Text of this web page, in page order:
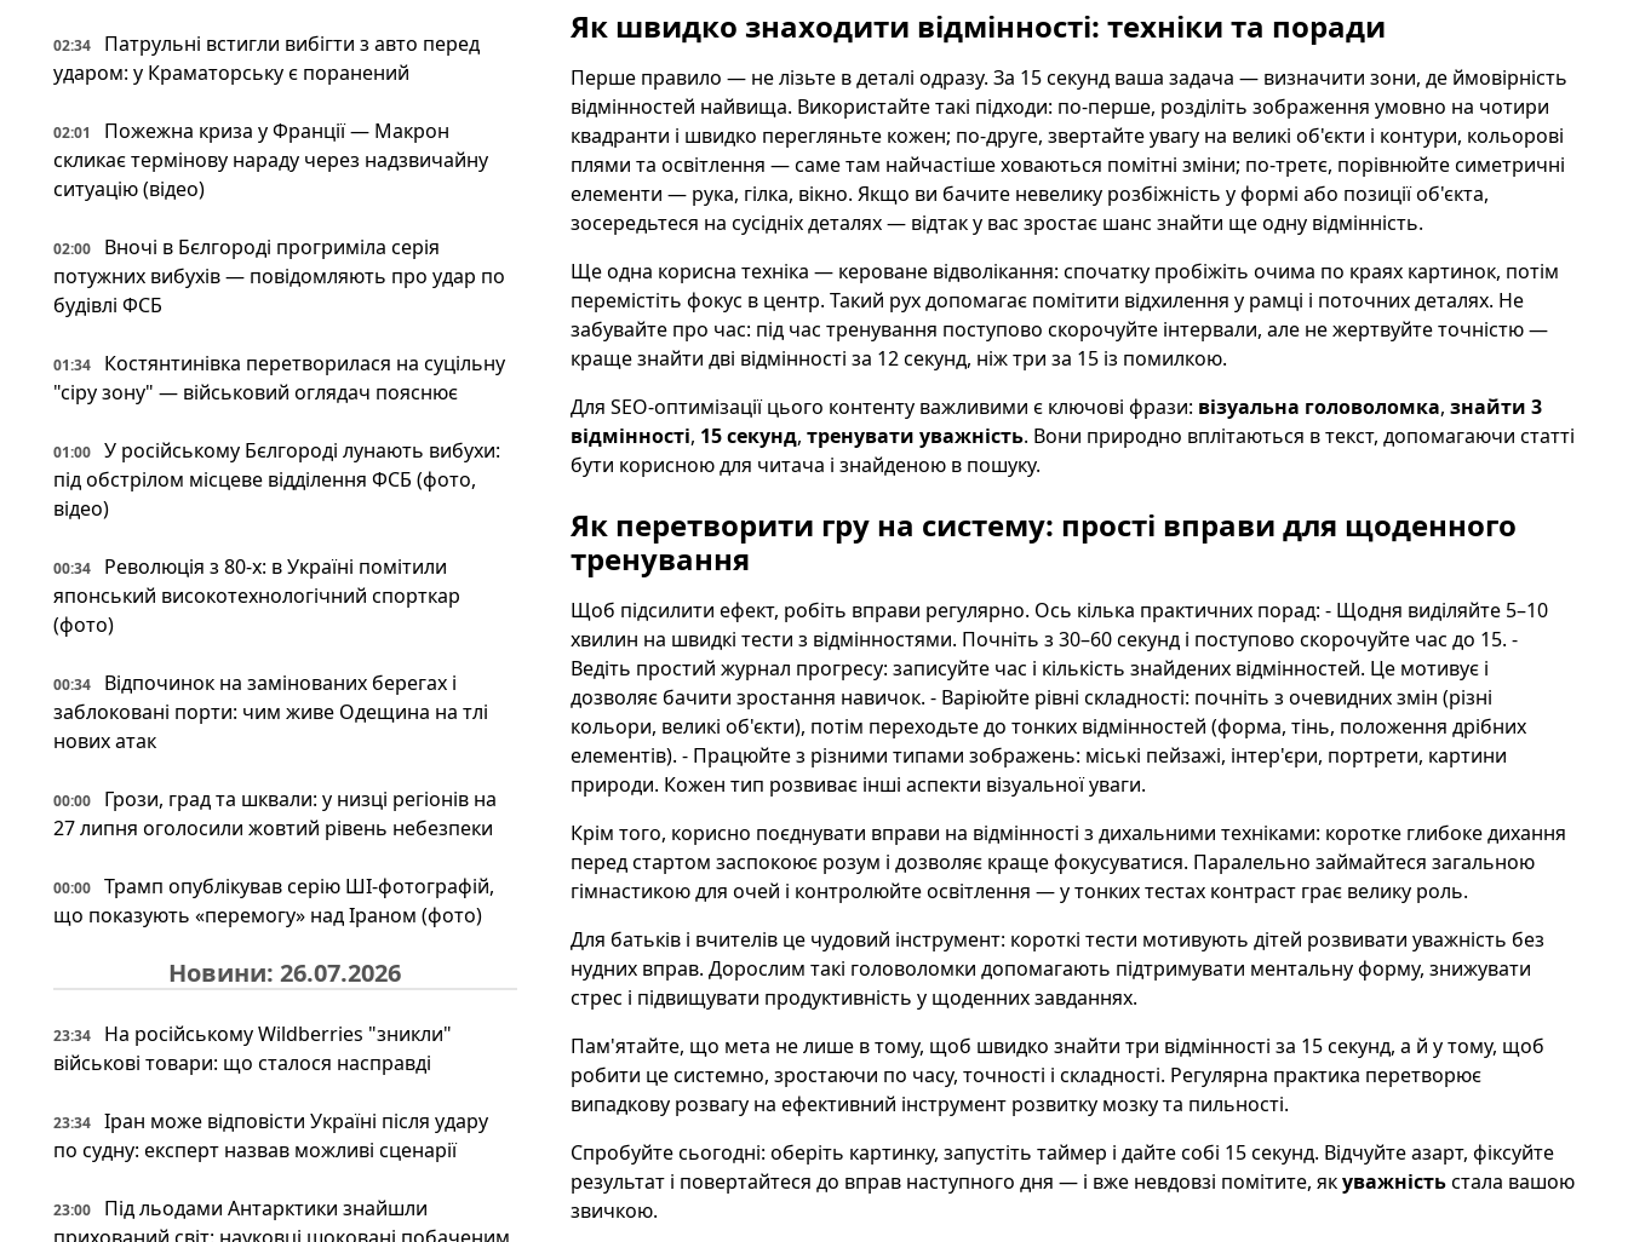
02:34
Патрульні встигли вибігти з авто перед
ударом: у Краматорську є поранений
02:01
Пожежна криза у Франції — Макрон
скликає термінову нараду через надзвичайну
ситуацію (відео)
02:00
Вночі в Бєлгороді прогриміла серія
потужних вибухів — повідомляють про удар по
будівлі ФСБ
01:34
Костянтинівка перетворилася на суцільну
"сіру зону" — військовий оглядач пояснює
01:00
У російському Бєлгороді лунають вибухи:
під обстрілом місцеве відділення ФСБ (фото,
відео)
00:34
Революція з 80-х: в Україні помітили
японський високотехнологічний спорткар
(фото)
00:34
Відпочинок на замінованих берегах і
заблоковані порти: чим живе Одещина на тлі
нових атак
00:00
Грози, град та шквали: у низці регіонів на
27 липня оголосили жовтий рівень небезпеки
00:00
Трамп опублікував серію ШІ-фотографій,
що показують «перемогу» над Іраном (фото)
Новини: 26.07.2026
23:34
На російському Wildberries "зникли"
військові товари: що сталося насправді
23:34
Іран може відповісти Україні після удару
по судну: експерт назвав можливі сценарії
23:00
Під льодами Антарктики знайшли
Як швидко знаходити відмінності: техніки та поради
Перше правило — не лізьте в деталі одразу. За 15 секунд ваша задача — визначити зони, де ймовірність
відмінностей найвища. Використайте такі підходи: по-перше, розділіть зображення умовно на чотири
квадранти і швидко перегляньте кожен; по-друге, звертайте увагу на великі об'єкти і контури, кольорові
плями та освітлення — саме там найчастіше ховаються помітні зміни; по-третє, порівнюйте симетричні
елементи — рука, гілка, вікно. Якщо ви бачите невелику розбіжність у формі або позиції об'єкта,
зосередьтеся на сусідніх деталях — відтак у вас зростає шанс знайти ще одну відмінність.
Ще одна корисна техніка — кероване відволікання: спочатку пробіжіть очима по краях картинок, потім
перемістіть фокус в центр. Такий рух допомагає помітити відхилення у рамці і поточних деталях. Не
забувайте про час: під час тренування поступово скорочуйте інтервали, але не жертвуйте точністю —
краще знайти дві відмінності за 12 секунд, ніж три за 15 із помилкою.
Для SEO-оптимізації цього контенту важливими є ключові фрази: візуальна головоломка, знайти 3
відмінності, 15 секунд, тренувати уважність. Вони природно вплітаються в текст, допомагаючи статті
бути корисною для читача і знайденою в пошуку.
Як перетворити гру на систему: прості вправи для щоденного
тренування
Щоб підсилити ефект, робіть вправи регулярно. Ось кілька практичних порад: - Щодня виділяйте 5–10
хвилин на швидкі тести з відмінностями. Почніть з 30–60 секунд і поступово скорочуйте час до 15. -
Ведіть простий журнал прогресу: записуйте час і кількість знайдених відмінностей. Це мотивує і
дозволяє бачити зростання навичок. - Варіюйте рівні складності: почніть з очевидних змін (різні
кольори, великі об'єкти), потім переходьте до тонких відмінностей (форма, тінь, положення дрібних
елементів). - Працюйте з різними типами зображень: міські пейзажі, інтер'єри, портрети, картини
природи. Кожен тип розвиває інші аспекти візуальної уваги.
Крім того, корисно поєднувати вправи на відмінності з дихальними техніками: коротке глибоке дихання
перед стартом заспокоює розум і дозволяє краще фокусуватися. Паралельно займайтеся загальною
гімнастикою для очей і контролюйте освітлення — у тонких тестах контраст грає велику роль.
Для батьків і вчителів це чудовий інструмент: короткі тести мотивують дітей розвивати уважність без
нудних вправ. Дорослим такі головоломки допомагають підтримувати ментальну форму, знижувати
стрес і підвищувати продуктивність у щоденних завданнях.
Пам'ятайте, що мета не лише в тому, щоб швидко знайти три відмінності за 15 секунд, а й у тому, щоб
робити це системно, зростаючи по часу, точності і складності. Регулярна практика перетворює
випадкову розвагу на ефективний інструмент розвитку мозку та пильності.
Спробуйте сьогодні: оберіть картинку, запустіть таймер і дайте собі 15 секунд. Відчуйте азарт, фіксуйте
результат і повертайтеся до вправ наступного дня — і вже невдовзі помітите, якуважністьстала вашою
звичкою.